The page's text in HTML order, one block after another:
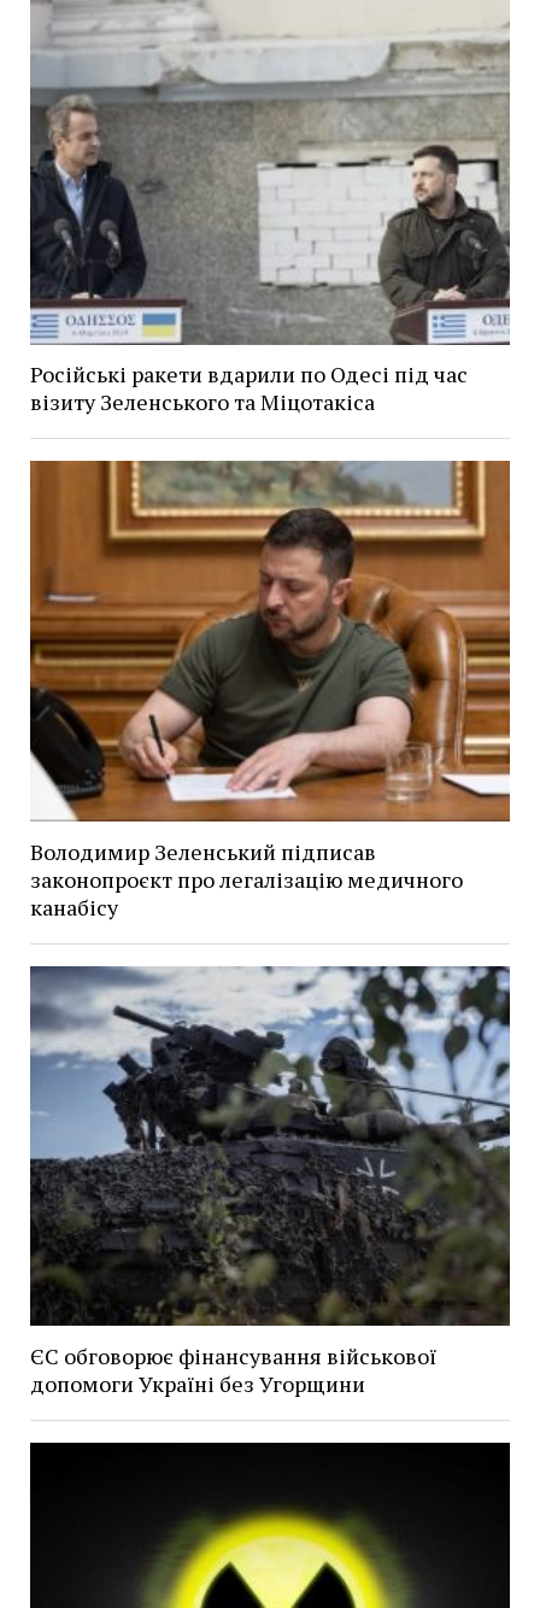
Російські ракети вдарили по Одесі під час
візиту Зеленського та Міцотакіса
Володимир Зеленський підписав
законопроєкт про легалізацію медичного
канабісу
ЄС обговорює фінансування військової
допомоги Україні без Угорщини